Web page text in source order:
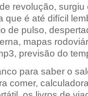
revolução, surgiu
que é até difícil
de pulso,
mapas
previsão do
para saber o
comer,